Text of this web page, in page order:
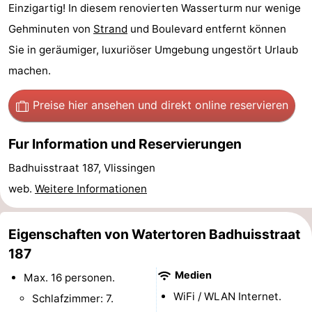
Praktisch
Forum
Route
-
Parken
Reisebuchshop
-
Adressen
Region
Zeeland
Schouwen-
Einzigartig! In diesem renovierten Wasserturm nur wenige
Gehminuten von Strand und Boulevard entfernt können
Sie in geräumiger, luxuriöser Umgebung ungestört Urlaub
machen.
Preise hier ansehen und direkt online reservieren
Fur Information und Reservierungen
Badhuisstraat 187, Vlissingen
web. Weitere Informationen
Eigenschaften von Watertoren Badhuisstraat
187
Max. 16 personen.
Schlafzimmer: 7.
Medien
WiFi / WLAN Internet.